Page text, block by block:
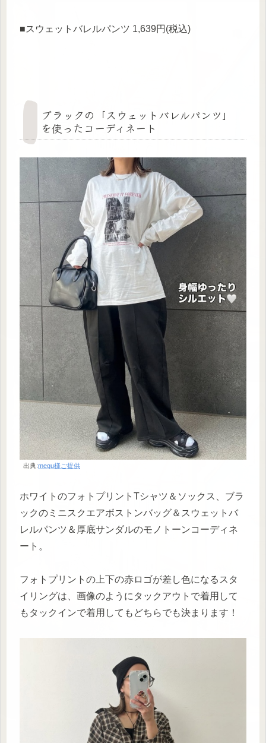
■スウェットバレルパンツ 1,639円(税込)
ブラックの「スウェットバレルパンツ」
を使ったコーディネート
出典:megu様ご提供
ホワイトのフォトプリントTシャツ＆ソックス、ブラ
ックのミニスクエアボストンバッグ＆スウェットバ
レルパンツ＆厚底サンダルのモノトーンコーディネ
ート。
フォトプリントの上下の赤ロゴが差し色になるスタ
イリングは、画像のようにタックアウトで着用して
もタックインで着用してもどちらでも決まります！